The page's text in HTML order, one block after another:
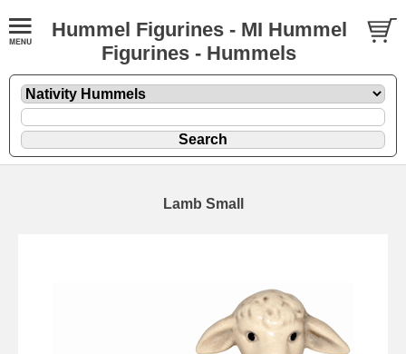
Hummel Figurines - MI Hummel
Figurines - Hummels
Lamb Small